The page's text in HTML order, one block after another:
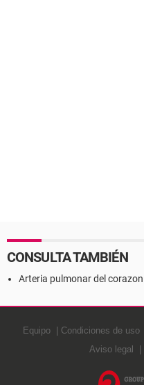
CONSULTA TAMBIÉN
Arteria pulmonar del corazon
Equipo Condiciones de uso
Aviso legal